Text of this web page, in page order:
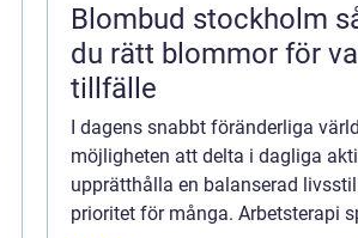
Blombud stockholm så väljer
du rätt blommor för
tillfälle
I dagens snabbt föränderliga
möjligheten att delta i dagliga
upprätthålla en balanserad
prioritet för många. Arbetsterapi